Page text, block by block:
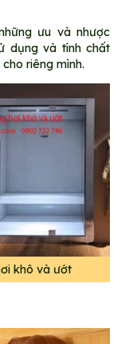
ưu và nhược
dụng và tính chất
riêng mình.
khô và ướt